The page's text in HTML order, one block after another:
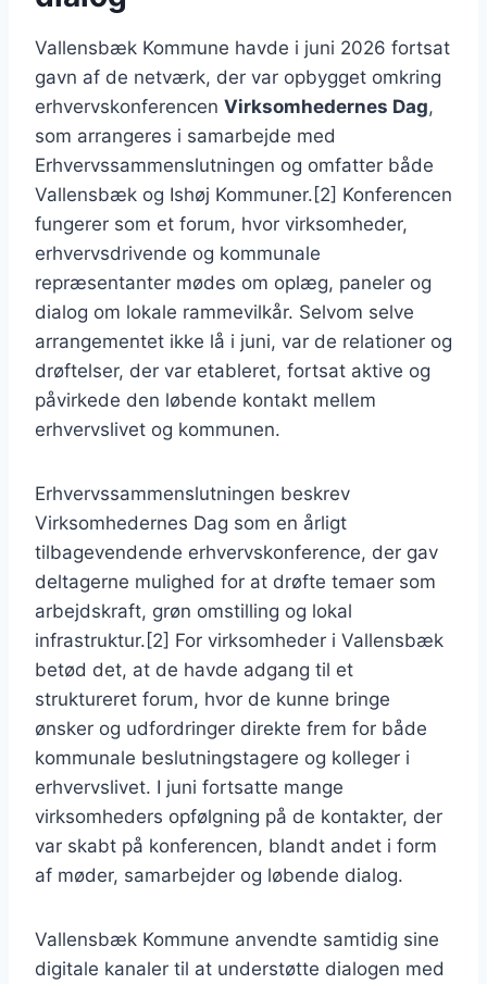
Vallensbæk Kommune havde i juni 2026 fortsat
gavn af de netværk, der var opbygget omkring
erhvervskonferencen Virksomhedernes Dag,
som arrangeres i samarbejde med
Erhvervssammenslutningen og omfatter både
Vallensbæk og Ishøj Kommuner.[2] Konferencen
fungerer som et forum, hvor virksomheder,
erhvervsdrivende og kommunale
repræsentanter mødes om oplæg, paneler og
dialog om lokale rammevilkår. Selvom selve
arrangementet ikke lå i juni, var de relationer og
drøftelser, der var etableret, fortsat aktive og
påvirkede den løbende kontakt mellem
erhvervslivet og kommunen.
Erhvervssammenslutningen beskrev
Virksomhedernes Dag som en årligt
tilbagevendende erhvervskonference, der gav
deltagerne mulighed for at drøfte temaer som
arbejdskraft, grøn omstilling og lokal
infrastruktur.[2] For virksomheder i Vallensbæk
betød det, at de havde adgang til et
struktureret forum, hvor de kunne bringe
ønsker og udfordringer direkte frem for både
kommunale beslutningstagere og kolleger i
erhvervslivet. I juni fortsatte mange
virksomheders opfølgning på de kontakter, der
var skabt på konferencen, blandt andet i form
af møder, samarbejder og løbende dialog.
Vallensbæk Kommune anvendte samtidig sine
digitale kanaler til at understøtte dialogen med